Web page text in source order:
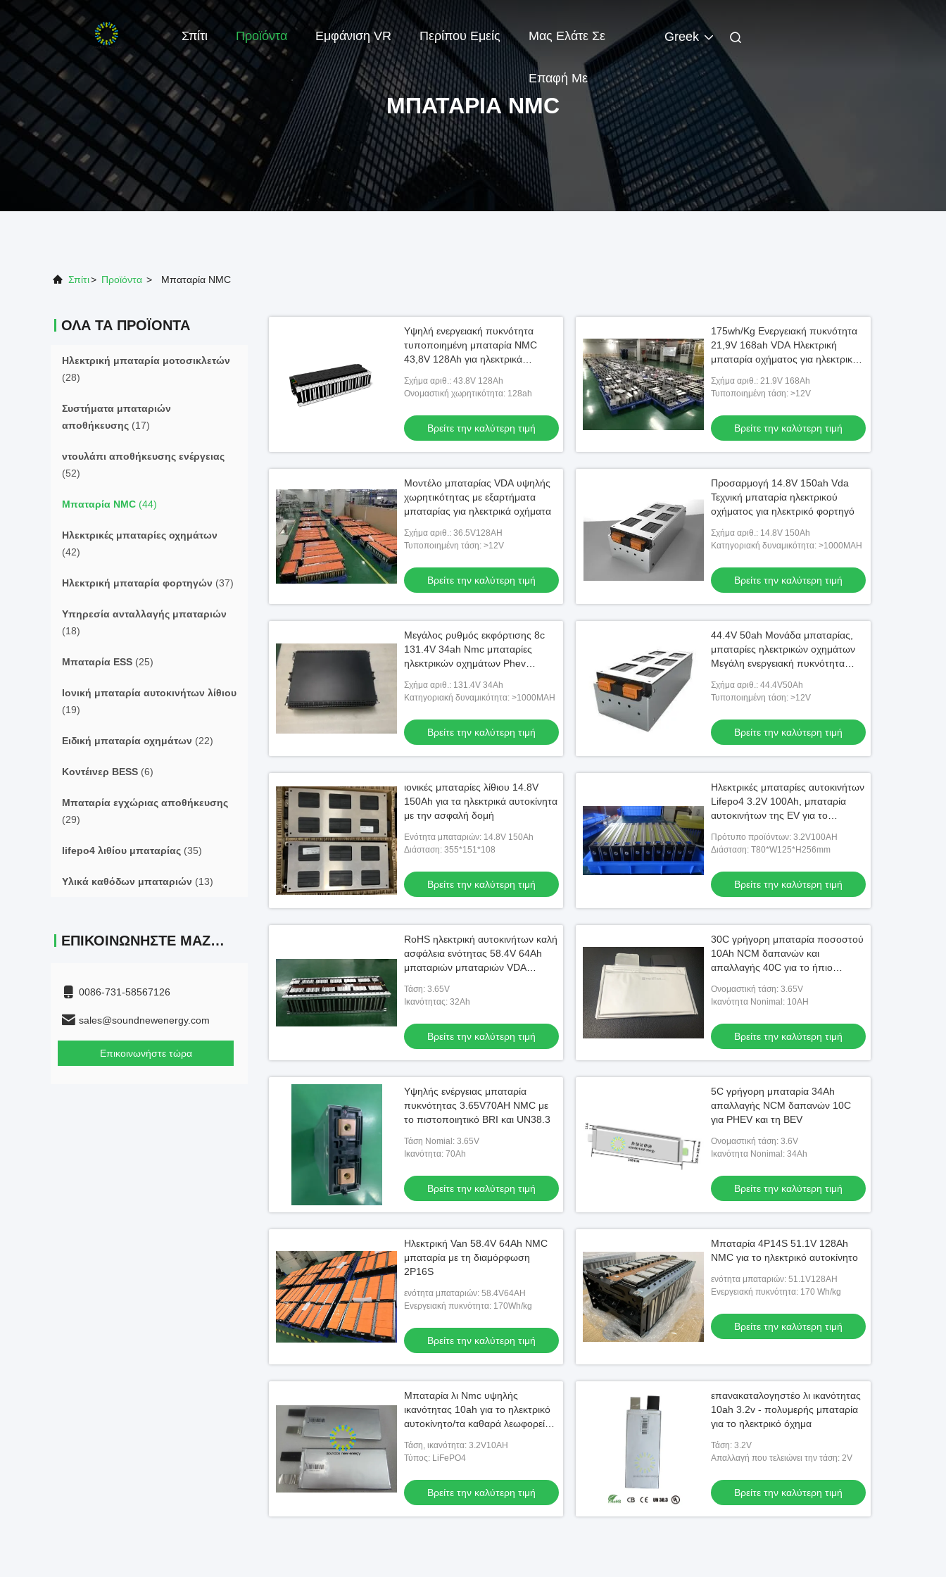
Σπίτι Προϊόντα Εμφάνιση VR Περίπου Εμείς Μας Ελάτε Σε
Επαφή Με
Greek
ΜΠΑΤΑΡΊΑ NMC
Σπίτι> Προϊόντα > Μπαταρία NMC
ΌΛΑ ΤΑ ΠΡΟΪΌΝΤΑ
Ηλεκτρική μπαταρία μοτοσικλετών
(28)
Συστήματα μπαταριών
αποθήκευσης (17)
ντουλάπι αποθήκευσης ενέργειας
(52)
Μπαταρία NMC (44)
Ηλεκτρικές μπαταρίες οχημάτων
(42)
Ηλεκτρική μπαταρία φορτηγών (37)
Υπηρεσία ανταλλαγής μπαταριών
(18)
Μπαταρία ESS (25)
Ιονική μπαταρία αυτοκινήτων λίθιου
(19)
Ειδική μπαταρία οχημάτων (22)
Κοντέινερ BESS (6)
Μπαταρία εγχώριας αποθήκευσης
(29)
lifepo4 λιθίου μπαταρίας (35)
Υλικά καθόδων μπαταριών (13)
ΕΠΙΚΟΙΝΩΝΉΣΤΕ ΜΑΖΊ ΜΑΣ
0086-731-58567126
sales@soundnewenergy.com
Επικοινωνήστε τώρα
Υψηλή ενεργειακή πυκνότητα
τυποποιημένη μπαταρία NMC
43,8V 128Ah για ηλεκτρικά
Σχήμα αριθ.: 43.8V 128Ah
Ονομαστική χωρητικότητα: 128ah
Βρείτε την καλύτερη τιμή
175wh/Kg Ενεργειακή πυκνότητα
21,9V 168ah VDA Ηλεκτρική
μπαταρία οχήματος για ηλεκτρικά
Σχήμα αριθ.: 21.9V 168Ah
Τυποποιημένη τάση: >12V
Βρείτε την καλύτερη τιμή
Μοντέλο μπαταρίας VDA υψηλής
χωρητικότητας με εξαρτήματα
μπαταρίας για ηλεκτρικά οχήματα
Σχήμα αριθ.: 36.5V128AH
Τυποποιημένη τάση: >12V
Βρείτε την καλύτερη τιμή
Προσαρμογή 14.8V 150ah Vda
Τεχνική μπαταρία ηλεκτρικού
οχήματος για ηλεκτρικό φορτηγό
Σχήμα αριθ.: 14.8V 150Ah
Κατηγοριακή δυναμικότητα: >1000MAH
Βρείτε την καλύτερη τιμή
Μεγάλος ρυθμός εκφόρτισης 8c
131.4V 34ah Nmc μπαταρίες
ηλεκτρικών οχημάτων Phev
Σχήμα αριθ.: 131.4V 34Ah
Κατηγοριακή δυναμικότητα: >1000MAH
Βρείτε την καλύτερη τιμή
44.4V 50ah Μονάδα μπαταρίας,
μπαταρίες ηλεκτρικών οχημάτων
Μεγάλη ενεργειακή πυκνότητα
Σχήμα αριθ.: 44.4V50Ah
Τυποποιημένη τάση: >12V
Βρείτε την καλύτερη τιμή
ιονικές μπαταρίες λίθιου 14.8V
150Ah για τα ηλεκτρικά αυτοκίνητα
με την ασφαλή δομή
Ενότητα μπαταριών: 14.8V 150Ah
Διάσταση: 355*151*108
Βρείτε την καλύτερη τιμή
Ηλεκτρικές μπαταρίες αυτοκινήτων
Lifepo4 3.2V 100Ah, μπαταρία
αυτοκινήτων της EV για το
λεωφορείο
Πρότυπο προϊόντων: 3.2V100AH
Διάσταση: T80*W125*H256mm
Βρείτε την καλύτερη τιμή
RoHS ηλεκτρική αυτοκινήτων καλή
ασφάλεια ενότητας 58.4V 64Ah
μπαταριών μπαταριών VDA
Τάση: 3.65V
Ικανότητας: 32Ah
Βρείτε την καλύτερη τιμή
30C γρήγορη μπαταρία ποσοστού
10Ah NCM δαπανών και
απαλλαγής 40C για το ήπιο
Ονομαστική τάση: 3.65V
Ικανότητα Nonimal: 10AH
Βρείτε την καλύτερη τιμή
Υψηλής ενέργειας μπαταρία
πυκνότητας 3.65V70AH NMC με
το πιστοποιητικό BRI και UN38.3
Τάση Nomial: 3.65V
Ικανότητα: 70Ah
Βρείτε την καλύτερη τιμή
5C γρήγορη μπαταρία 34Ah
απαλλαγής NCM δαπανών 10C
για PHEV και τη BEV
Ονομαστική τάση: 3.6V
Ικανότητα Nonimal: 34Ah
Βρείτε την καλύτερη τιμή
Ηλεκτρική Van 58.4V 64Ah NMC
μπαταρία με τη διαμόρφωση
2P16S
ενότητα μπαταριών: 58.4V64AH
Ενεργειακή πυκνότητα: 170Wh/kg
Βρείτε την καλύτερη τιμή
Μπαταρία 4P14S 51.1V 128Ah
NMC για το ηλεκτρικό αυτοκίνητο
ενότητα μπαταριών: 51.1V128AH
Ενεργειακή πυκνότητα: 170 Wh/kg
Βρείτε την καλύτερη τιμή
Μπαταρία λι Nmc υψηλής
ικανότητας 10ah για το ηλεκτρικό
αυτοκίνητο/τα καθαρά λεωφορεία,
Τάση, ικανότητα: 3.2V10AH
Τύπος: LiFePO4
Βρείτε την καλύτερη τιμή
επανακαταλογηστέο λι ικανότητας
10ah 3.2v - πολυμερής μπαταρία
για το ηλεκτρικό όχημα
Τάση: 3.2V
Απαλλαγή που τελειώνει την τάση: 2V
Βρείτε την καλύτερη τιμή